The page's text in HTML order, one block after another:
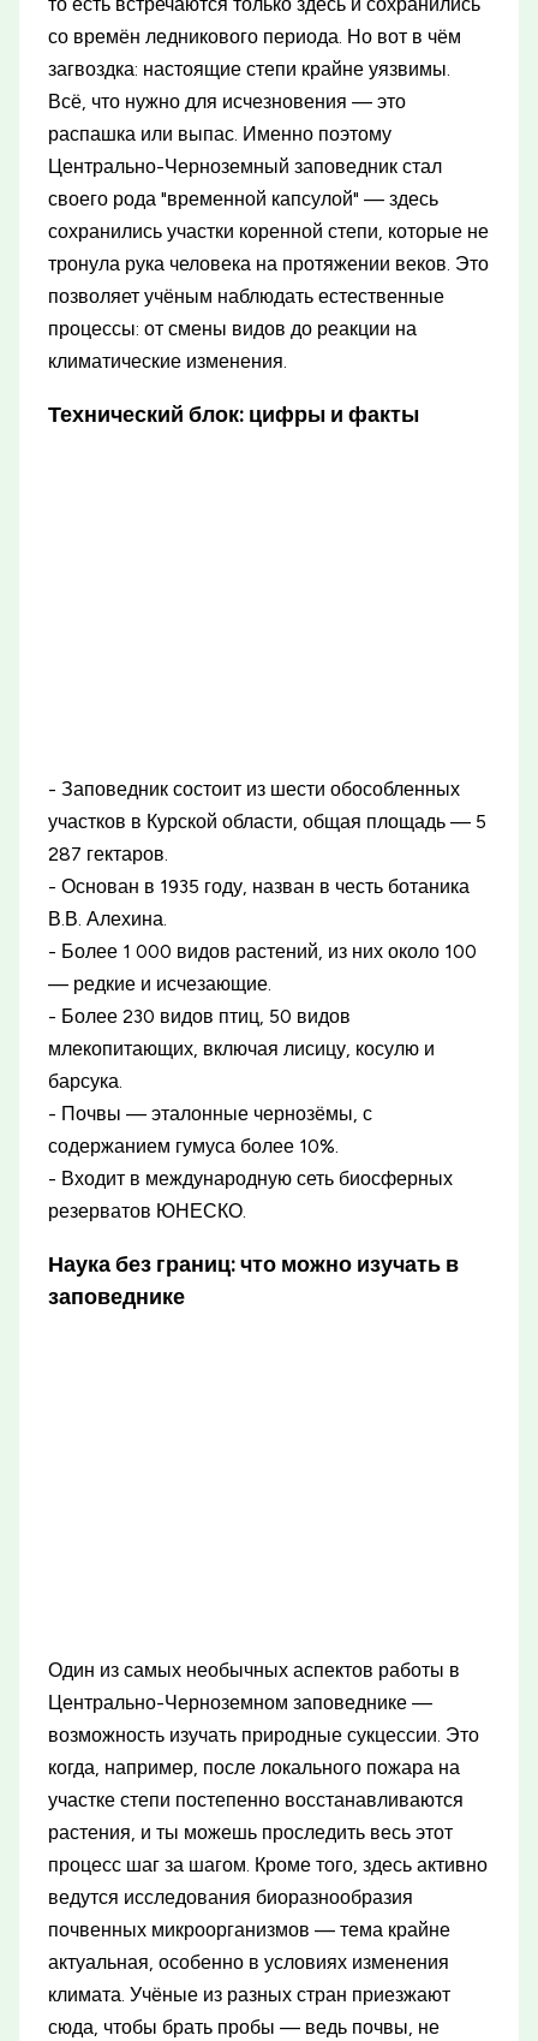
со времён ледникового периода. Но вот в чём
загвоздка: настоящие степи крайне уязвимы.
Всё, что нужно для исчезновения — это
распашка или выпас. Именно поэтому
Центрально-Черноземный заповедник стал
своего рода "временной капсулой" — здесь
сохранились участки коренной степи, которые не
тронула рука человека на протяжении веков. Это
позволяет учёным наблюдать естественные
процессы: от смены видов до реакции на
климатические изменения.
Технический блок: цифры и факты
- Заповедник состоит из шести обособленных
участков в Курской области, общая площадь — 5
287 гектаров.
- Основан в 1935 году, назван в честь ботаника
В.В. Алехина.
- Более 1 000 видов растений, из них около 100
— редкие и исчезающие.
- Более 230 видов птиц, 50 видов
млекопитающих, включая лисицу, косулю и
барсука.
- Почвы — эталонные чернозёмы, с
содержанием гумуса более 10%.
- Входит в международную сеть биосферных
резерватов ЮНЕСКО.
Наука без границ: что можно изучать в
заповеднике
Один из самых необычных аспектов работы в
Центрально-Черноземном заповеднике —
возможность изучать природные сукцессии. Это
когда, например, после локального пожара на
участке степи постепенно восстанавливаются
растения, и ты можешь проследить весь этот
процесс шаг за шагом. Кроме того, здесь активно
ведутся исследования биоразнообразия
почвенных микроорганизмов — тема крайне
актуальная, особенно в условиях изменения
климата. Учёные из разных стран приезжают
сюда, чтобы брать пробы — ведь почвы, не